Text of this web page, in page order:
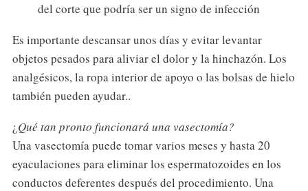
del corte que podría ser un signo de infección
Es importante descansar unos días y evitar levantar
objetos pesados ​​para aliviar el dolor y la hinchazón. Los
analgésicos, la ropa interior de apoyo o las bolsas de hielo
también pueden ayudar..
¿Qué tan pronto funcionará una vasectomía?
Una vasectomía puede tomar varios meses y hasta 20
eyaculaciones para eliminar los espermatozoides en los
conductos deferentes después del procedimiento. Una